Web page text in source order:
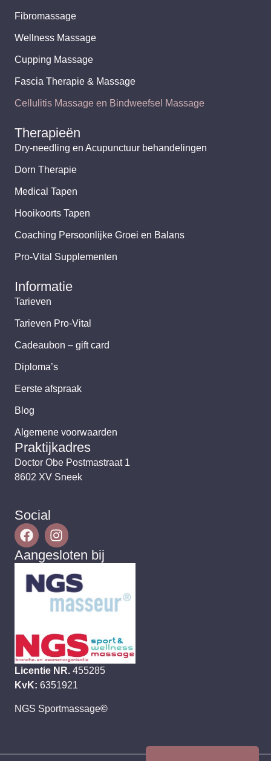
Fibromassage
Wellness Massage
Cupping Massage
Fascia Therapie & Massage
Cellulitis Massage en Bindweefsel Massage
Therapieën
Dry-needling en Acupunctuur behandelingen
Dorn Therapie
Medical Tapen
Hooikoorts Tapen
Coaching Persoonlijke Groei en Balans
Pro-Vital Supplementen
Informatie
Tarieven
Tarieven Pro-Vital
Cadeaubon – gift card
Diploma’s
Eerste afspraak
Blog
Algemene voorwaarden
Praktijkadres
Doctor Obe Postmastraat 1
8602 XV Sneek
Social
Aangesloten bij
Licentie NR. 455285
KvK: 6351921
NGS Sportmassage©